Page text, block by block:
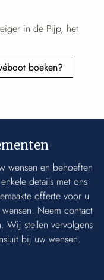
in de Pijp, het
boeken?
wensen en behoeften
details met ons
offerte voor u
Neem contact
Wij stellen vervolgens
bij uw wensen.